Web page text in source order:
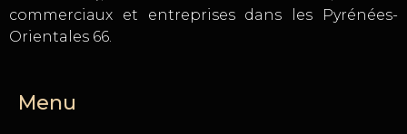
commerciaux et entreprises dans les Pyrénées-
Orientales 66.
Menu